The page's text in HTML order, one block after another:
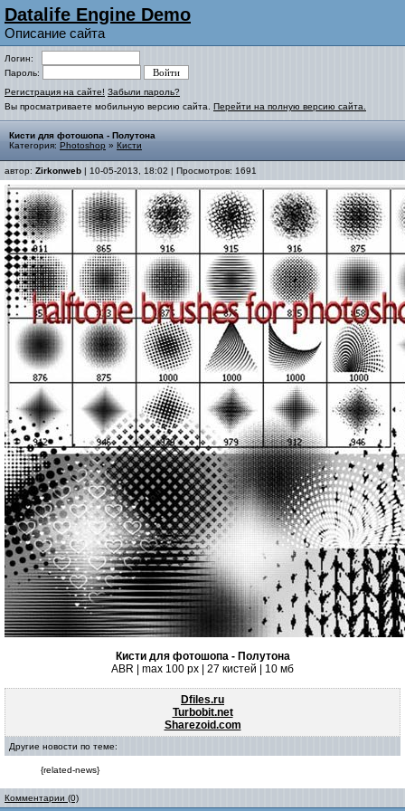
Datalife Engine Demo
Описание сайта
Логин:
Пароль:
Регистрация на сайте! Забыли пароль?
Вы просматриваете мобильную версию сайта. Перейти на полную версию сайта.
Кисти для фотошопа - Полутона
Категория: Photoshop » Кисти
автор: Zirkonweb | 10-05-2013, 18:02 | Просмотров: 1691
Кисти для фотошопа - Полутона
ABR | max 100 px | 27 кистей | 10 мб
Dfiles.ru
Turbobit.net
Sharezoid.com
Другие новости по теме:
{related-news}
Комментарии (0)